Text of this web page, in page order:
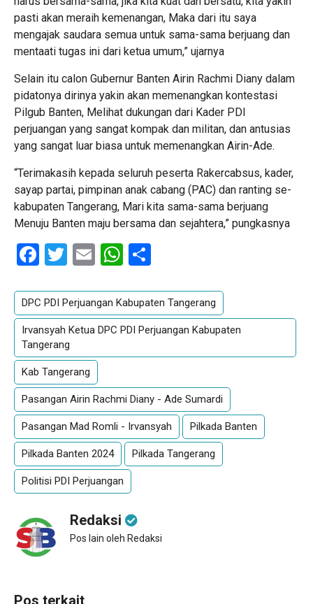
pasti akan meraih kemenangan, Maka dari itu saya
mengajak saudara semua untuk sama-sama berjuang dan
mentaati tugas ini dari ketua umum,” ujarnya
Selain itu calon Gubernur Banten Airin Rachmi Diany dalam
pidatonya dirinya yakin akan memenangkan kontestasi
Pilgub Banten, Melihat dukungan dari Kader PDI
perjuangan yang sangat kompak dan militan, dan antusias
yang sangat luar biasa untuk memenangkan Airin-Ade.
“Terimakasih kepada seluruh peserta Rakercabsus, kader,
sayap partai, pimpinan anak cabang (PAC) dan ranting se-
kabupaten Tangerang, Mari kita sama-sama berjuang
Menuju Banten maju bersama dan sejahtera,” pungkasnya
Facebook
Twitter
EmailWhatsApp
DPC PDI Perjuangan Kabupaten Tangerang
Irvansyah Ketua DPC PDI Perjuangan Kabupaten
Tangerang
Kab Tangerang
Pasangan Airin Rachmi Diany - Ade Sumardi
Pasangan Mad Romli - Irvansyah Pilkada Banten
Pilkada Banten 2024 Pilkada Tangerang
Politisi PDI Perjuangan
Redaksi
Pos lain oleh Redaksi
Pos terkait